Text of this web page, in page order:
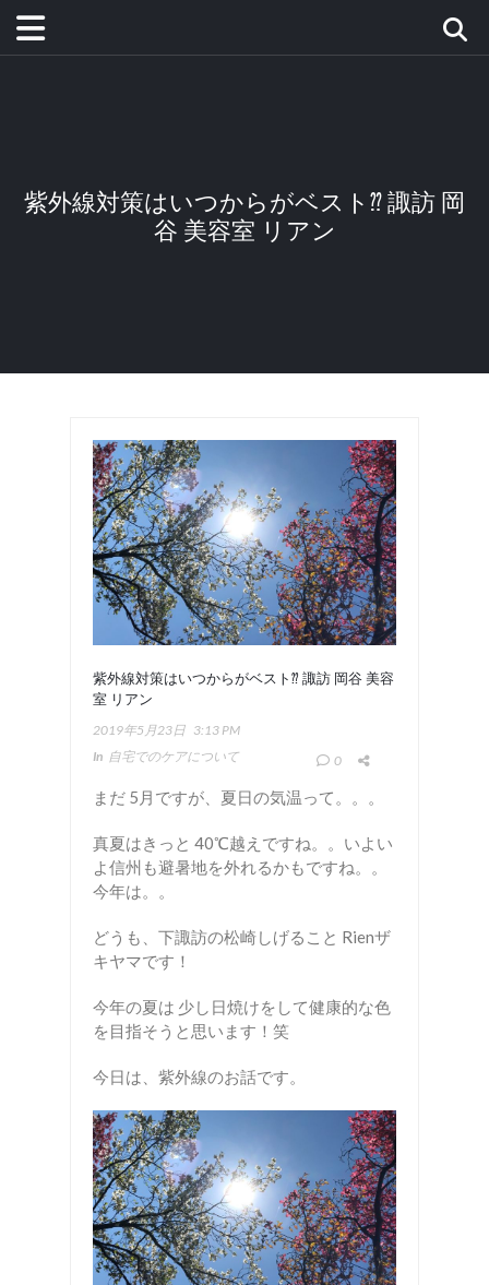
紫外線対策はいつからがベスト⁇ 諏訪 岡
谷 美容室 リアン
紫外線対策はいつからがベスト⁇ 諏訪 岡谷 美容
室 リアン
2019年5月23日 3:13 PM
In 自宅でのケアについて 0
まだ 5月ですが、夏日の気温って。。。
真夏はきっと 40℃越えですね。。いよい
よ信州も避暑地を外れるかもですね。。
今年は。。
どうも、下諏訪の松崎しげること Rienザ
キヤマです！
今年の夏は 少し日焼けをして健康的な色
を目指そうと思います！笑
今日は、紫外線のお話です。